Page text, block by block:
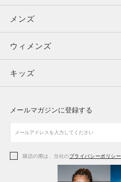
メンズ
ウィメンズ
キッズ
アクセサリー
メンズ
トップス
ボトムス
アクセサリー
ウィメンズ
トップス
シューズ
アクセサリー
キッズ
シューズ
メールマガジンに登録する
購読の際は、当社のプライバシーポリシー